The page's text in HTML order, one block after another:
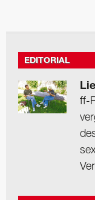
EDITORIAL
ff-